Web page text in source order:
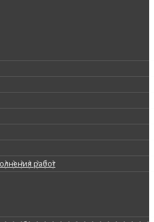
работ